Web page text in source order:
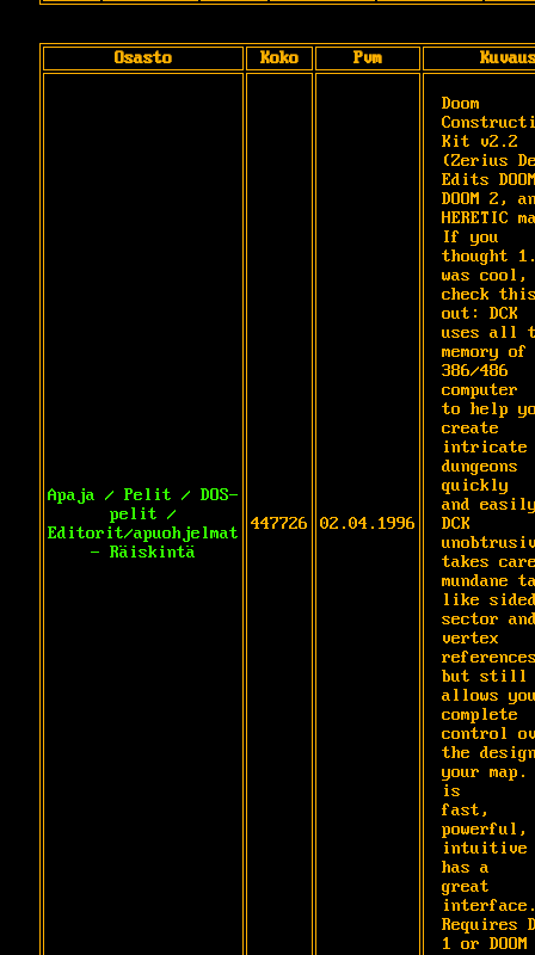
Osasto Koko Pvm
Apaja / Pelit / DOS-
pelit /
Editorit/apuohjelmat
- Räiskintä
447726 02.04.1996
Doom
Kit v2.2
(Zerius
Edits
DOOM 2,
HERETIC
If you
thought
was cool,
check
out: DCK
uses all
memory
386/486
computer
to help
create
intricate
dungeons
quickly
and
DCK
takes
mundane
like
sector
vertex
but still
allows
complete
control
the
your map.
is
fast,
powerful,
intuitive
has a
great
Requires
1 or